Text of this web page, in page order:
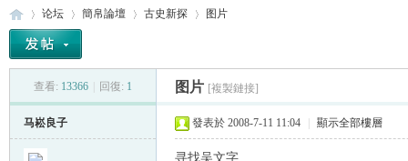
论坛
›
簡帛論壇
›
古史新探
›
图片
查看: 13366 回復: 1 图片 [複製鏈接]
马崧良子 發表於 2008-7-11 11:04 顯示全部樓層
寻找吴文字